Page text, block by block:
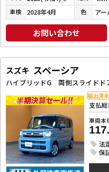
車検 2028年4月 色
お問い合わせ
スズキ スペーシア
支払
車両本
法
保
届出済